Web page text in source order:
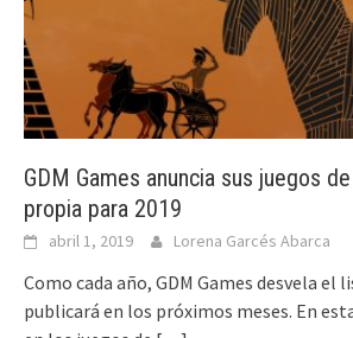
GDM Games anuncia sus juegos
propia para 2019
abril 1, 2019 Lorena Garcés Abarca
Como cada año, GDM Games desvela el
publicará en los próximos meses. En